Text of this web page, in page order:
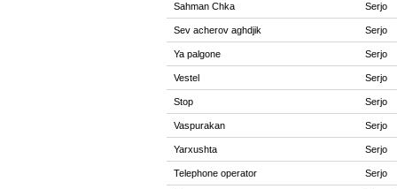
Sahman Chka Serjo
Sev acherov aghdjik Serjo
Ya palgone Serjo
Vestel Serjo
Stop Serjo
Vaspurakan Serjo
Yarxushta Serjo
Telephone operator Serjo